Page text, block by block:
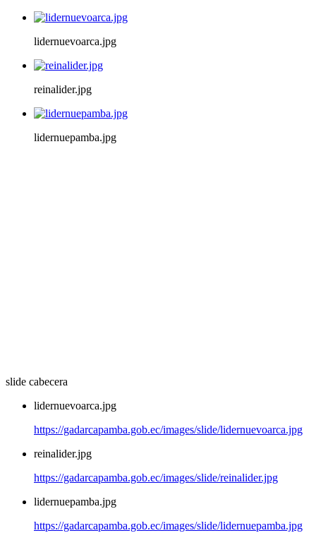
lidernuevoarca.jpg
reinalider.jpg
lidernuepamba.jpg
slide cabecera
lidernuevoarca.jpg
https://gadarcapamba.gob.ec/images/slide/lidernuevoarca.jpg
reinalider.jpg
https://gadarcapamba.gob.ec/images/slide/reinalider.jpg
lidernuepamba.jpg
https://gadarcapamba.gob.ec/images/slide/lidernuepamba.jpg